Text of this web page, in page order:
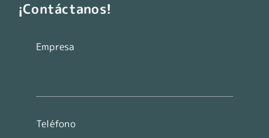
¡Contáctanos!
Empresa
Teléfono